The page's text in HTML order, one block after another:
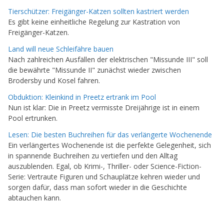
Tierschützer: Freigänger-Katzen sollten kastriert werden
Es gibt keine einheitliche Regelung zur Kastration von
Freigänger-Katzen.
Land will neue Schleifähre bauen
Nach zahlreichen Ausfällen der elektrischen "Missunde III" soll
die bewährte "Missunde II" zunächst wieder zwischen
Brodersby und Kosel fahren.
Obduktion: Kleinkind in Preetz ertrank im Pool
Nun ist klar: Die in Preetz vermisste Dreijährige ist in einem
Pool ertrunken.
Lesen: Die besten Buchreihen für das verlängerte Wochenende
Ein verlängertes Wochenende ist die perfekte Gelegenheit, sich
in spannende Buchreihen zu vertiefen und den Alltag
auszublenden. Egal, ob Krimi-, Thriller- oder Science-Fiction-
Serie: Vertraute Figuren und Schauplätze kehren wieder und
sorgen dafür, dass man sofort wieder in die Geschichte
abtauchen kann.